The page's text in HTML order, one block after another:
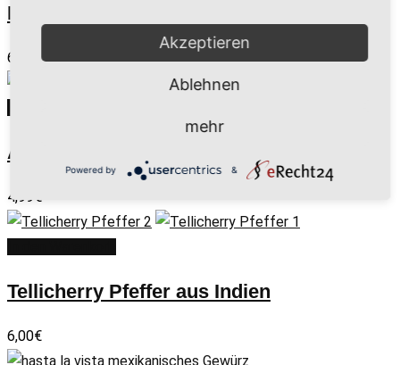
Fleur de Sel aus Tasmanien
6,00 €
Ahoi Fisch Gewürzzubereitung
4,99 €
Tellicherry Pfeffer aus Indien
6,00€
Akzeptieren
Ablehnen
mehr
Powered by &